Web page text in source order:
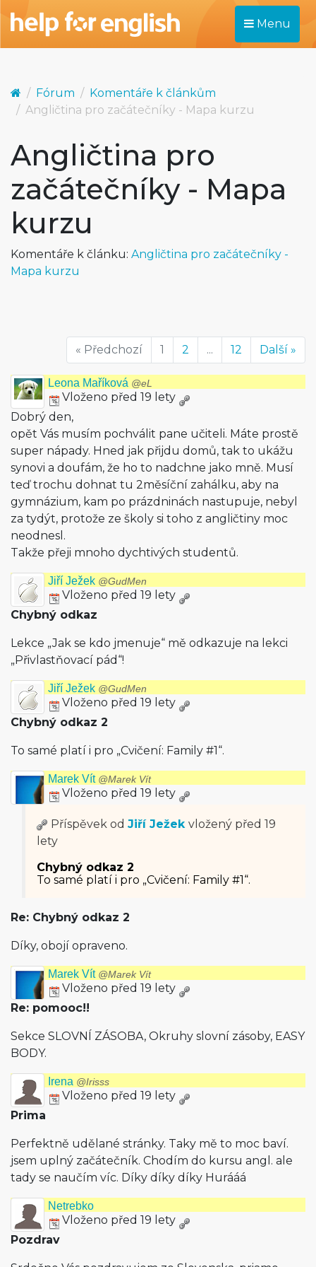
Menu
Fórum
Komentáře k článkům
Angličtina pro začátečníky - Mapa kurzu
Angličtina pro
začátečníky - Mapa
kurzu
Komentáře k článku: Angličtina pro začátečníky -
Mapa kurzu
« Předchozí 1 2 ... 12 Další »
Leona Maříková @eL
Vloženo před 19 lety
Dobrý den,
opět Vás musím pochválit pane učiteli. Máte prostě
super nápady. Hned jak přijdu domů, tak to ukážu
synovi a doufám, že ho to nadchne jako mně. Musí
teď trochu dohnat tu 2měsíční zahálku, aby na
gymnázium, kam po prázdninách nastupuje, nebyl
za tydýt, protože ze školy si toho z angličtiny moc
neodnesl.
Takže přeji mnoho dychtivých studentů.
Jiří Ježek @GudMen
Vloženo před 19 lety
Chybný odkaz
Lekce „Jak se kdo jmenuje“ mě odkazuje na lekci
„Přivlastňova­cí pád“!
Jiří Ježek @GudMen
Vloženo před 19 lety
Chybný odkaz 2
To samé platí i pro „Cvičení: Family #1“.
Marek Vít @Marek Vít
Vloženo před 19 lety
Příspěvek od Jiří Ježek vložený před 19
lety
Chybný odkaz 2
To samé platí i pro „Cvičení: Family #1“.
Re: Chybný odkaz 2
Díky, obojí opraveno.
Marek Vít @Marek Vít
Vloženo před 19 lety
Re: pomooc!!
Sekce SLOVNÍ ZÁSOBA, Okruhy slovní zásoby, EASY
BODY.
Irena @Irisss
Vloženo před 19 lety
Prima
Perfektně udělané stránky. Taky mě to moc baví.
jsem uplný začátečník. Chodím do kursu angl. ale
tady se naučím víc. Díky díky díky Hurááá
Netrebko
Vloženo před 19 lety
Pozdrav